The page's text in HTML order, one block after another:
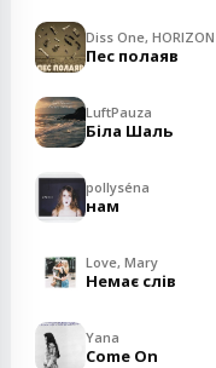
Diss One, HORIZON
Пес полаяв
LuftPauza
Біла Шаль
pollyséna
нам
Love, Mary
Немає слів
Yana
Come On